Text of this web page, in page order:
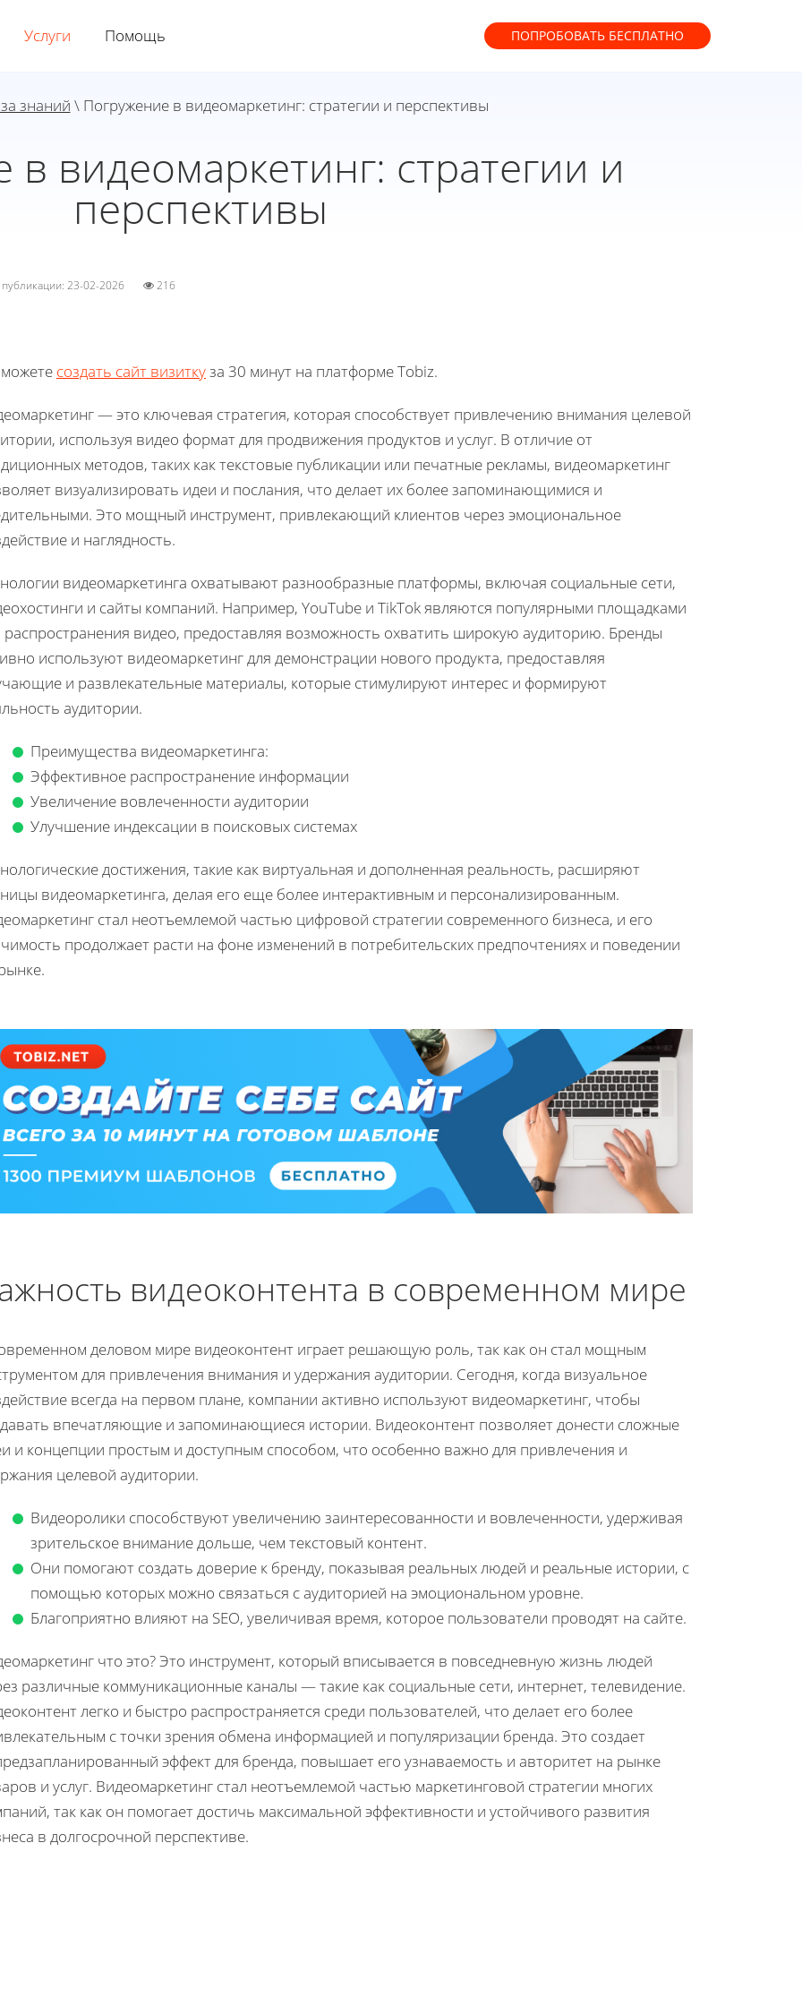
Услуги Помощь ПОПРОБОВАТЬ БЕСПЛАТНО
знаний \ Погружение в видеомаркетинг: стратегии и перспективы
видеомаркетинг: стратегии и
перспективы
публикации: 23-02-2026 216
создать сайт визиткуза 30 минут на платформе Tobiz.
— это ключевая стратегия, которая способствует привлечению внимания целевой
используя видео формат для продвижения продуктов и услуг. В отличие от
методов, таких как текстовые публикации или печатные рекламы, видеомаркетинг
визуализировать идеи и послания, что делает их более запоминающимися и
Это мощный инструмент, привлекающий клиентов через эмоциональное
и наглядность.
видеомаркетинга охватывают разнообразные платформы, включая социальные сети,
и сайты компаний. Например, YouTube и TikTok являются популярными площадками
распространения видео, предоставляя возможность охватить широкую аудиторию. Бренды
используют видеомаркетинг для демонстрации нового продукта, предоставляя
и развлекательные материалы, которые стимулируют интерес и формируют
аудитории.
Преимущества видеомаркетинга:
Эффективное распространение информации
Увеличение вовлеченности аудитории
Улучшение индексации в поисковых системах
достижения, такие как виртуальная и дополненная реальность, расширяют
видеомаркетинга, делая его еще более интерактивным и персонализированным.
стал неотъемлемой частью цифровой стратегии современного бизнеса, и его
продолжает расти на фоне изменений в потребительских предпочтениях и поведении
видеоконтента в современном мире
деловом мире видеоконтент играет решающую роль, так как он стал мощным
для привлечения внимания и удержания аудитории. Сегодня, когда визуальное
всегда на первом плане, компании активно используют видеомаркетинг, чтобы
впечатляющие и запоминающиеся истории. Видеоконтент позволяет донести сложные
и концепции простым и доступным способом, что особенно важно для привлечения и
целевой аудитории.
Видеоролики способствуют увеличению заинтересованности и вовлеченности, удерживая
зрительское внимание дольше, чем текстовый контент.
Они помогают создать доверие к бренду, показывая реальных людей и реальные истории, с
помощью которых можно связаться с аудиторией на эмоциональном уровне.
Благоприятно влияют на SEO, увеличивая время, которое пользователи проводят на сайте.
что это? Это инструмент, который вписывается в повседневную жизнь людей
различные коммуникационные каналы — такие как социальные сети, интернет, телевидение.
легко и быстро распространяется среди пользователей, что делает его более
с точки зрения обмена информацией и популяризации бренда. Это создает
эффект для бренда, повышает его узнаваемость и авторитет на рынке
и услуг. Видеомаркетинг стал неотъемлемой частью маркетинговой стратегии многих
так как он помогает достичь максимальной эффективности и устойчивого развития
в долгосрочной перспективе.